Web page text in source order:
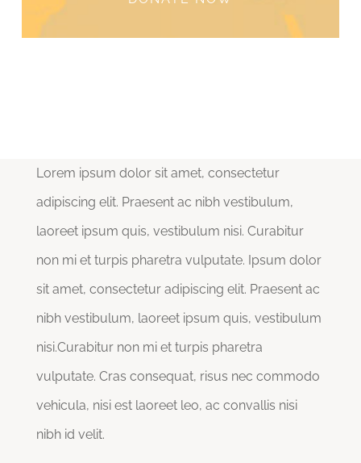
Lorem ipsum dolor sit amet, consectetur
adipiscing elit. Praesent ac nibh vestibulum,
laoreet ipsum quis, vestibulum nisi. Curabitur
non mi et turpis pharetra vulputate. Ipsum dolor
sit amet, consectetur adipiscing elit. Praesent ac
nibh vestibulum, laoreet ipsum quis, vestibulum
nisi.Curabitur non mi et turpis pharetra
vulputate. Cras consequat, risus nec commodo
vehicula, nisi est laoreet leo, ac convallis nisi
nibh id velit.